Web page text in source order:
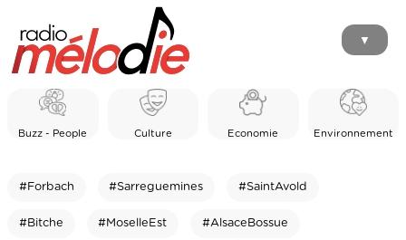
▼
Buzz - People Culture Economie Environnement
#Forbach #Sarreguemines #SaintAvold
#Bitche #MoselleEst #AlsaceBossue